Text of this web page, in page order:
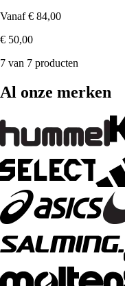
Vanaf € 84,00
€ 50,00
7 van 7 producten
Al onze merken